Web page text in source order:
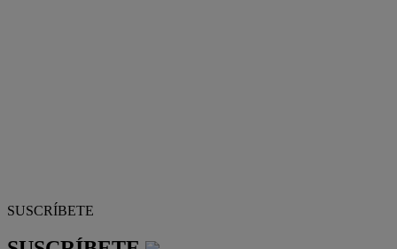
SUSCRÍBETE